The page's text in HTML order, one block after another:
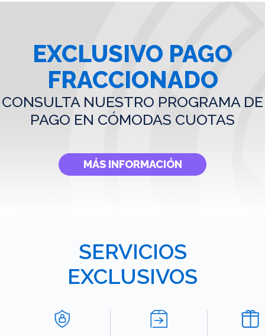
EXCLUSIVO PAGO
FRACCIONADO
CONSULTA NUESTRO PROGRAMA DE
PAGO EN CÓMODAS CUOTAS
MÁS INFORMACIÓN
SERVICIOS
EXCLUSIVOS